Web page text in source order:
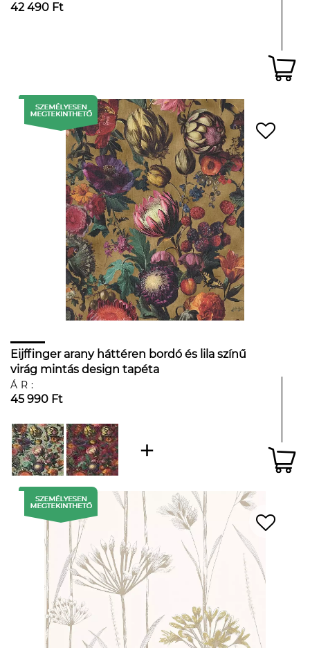
42 490 Ft
Eijffinger arany háttéren bordó és lila színű
virág mintás design tapéta
ÁR:
45 990 Ft